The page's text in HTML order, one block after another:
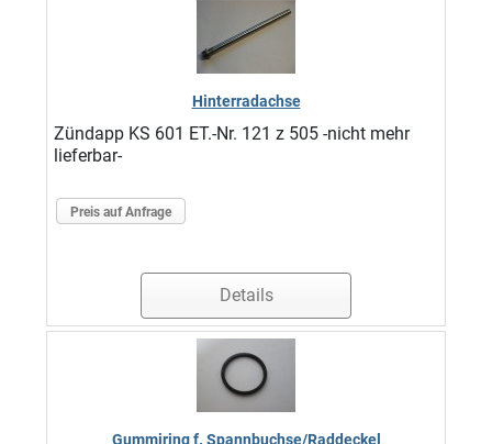
Hinterradachse
Zündapp KS 601 ET.-Nr. 121 z 505 -nicht mehr
lieferbar-
Preis auf Anfrage
Details
Gummiring f. Spannbuchse/Raddeckel